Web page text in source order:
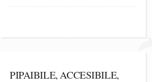
PIPAIBILE, ACCESIBILE,